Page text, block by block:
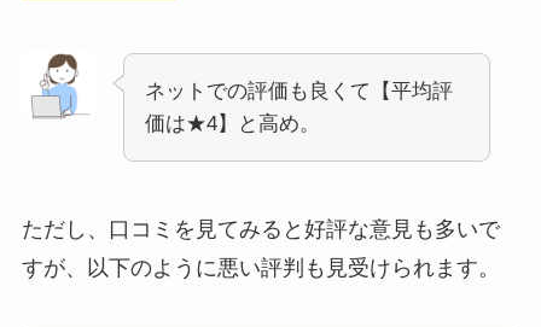
ネットでの評価も良くて【平均評
価は★4】と高め。
ただし、口コミを見てみると好評な意見も多いで
すが、以下のように悪い評判も見受けられます。